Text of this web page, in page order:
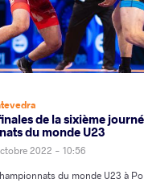
de la sixième
du monde U23
2022 - 10:56
du monde U23 à